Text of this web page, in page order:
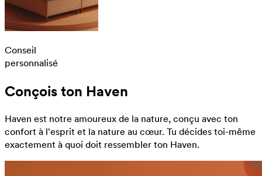
Conseil
personnalisé
Conçois ton Haven
Haven est notre amoureux de la nature, conçu avec ton
confort à l'esprit et la nature au cœur. Tu décides toi-même
exactement à quoi doit ressembler ton Haven.